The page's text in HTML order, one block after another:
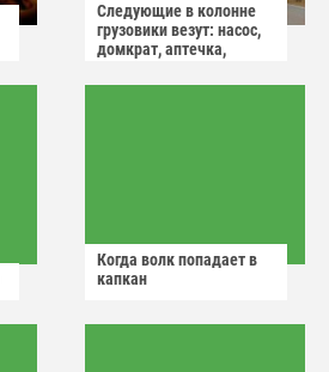
Следующие в колонне
грузовики везут: насос,
домкрат, аптечка,
Когда волк попадает в
капкан